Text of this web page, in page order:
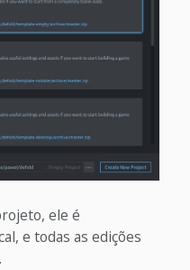
ele é
e todas as edições